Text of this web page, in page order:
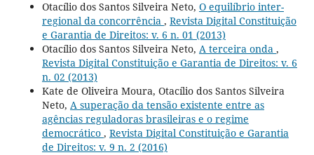
Otacílio dos Santos Silveira Neto, O equilíbrio inter-
regional da concorrência , Revista Digital Constituição
e Garantia de Direitos: v. 6 n. 01 (2013)
Otacílio dos Santos Silveira Neto, A terceira onda ,
Revista Digital Constituição e Garantia de Direitos: v. 6
n. 02 (2013)
Kate de Oliveira Moura, Otacílio dos Santos Silveira
Neto, A superação da tensão existente entre as
agências reguladoras brasileiras e o regime
democrático , Revista Digital Constituição e Garantia
de Direitos: v. 9 n. 2 (2016)